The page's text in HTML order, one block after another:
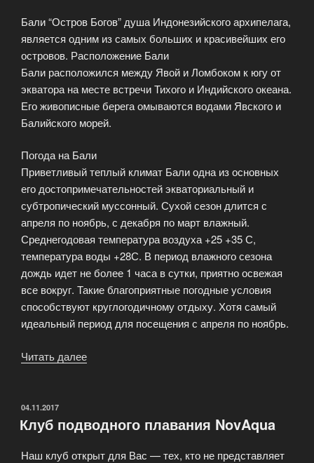
Бали “Остров Богов” душа Индонезийского архипелага,
является одним из самых больших и красивейших его
островов. Расположение Бали
Бали расположился между Явой и Ломбоком к югу от
экватора на месте встречи Тихого и Индийского океана.
Его живописные берега омываются водами Явского и
Балийского морей.
Погода на Бали
Приветливый теплый климат Бали одна из основных
его достопримечательностей экваториальный и
субтропический муссонный. Сухой сезон длится с
апреля по ноябрь, с декабря по март влажный.
Среднегодовая температура воздуха +25 +35 С,
температура воды +28С. В период влажного сезона
дождь идет не более 1 часа в сутки, приятно освежая
все вокруг. Такие благоприятные погодные условия
способствуют круглогодичному отдыху. Хотя самый
идеальный период для посещения с апреля по ноябрь.
Читать далее
Бали»
ОПУБЛИКОВАНО
04.11.2017
Клуб подводного плавания NovAqua
Наш клуб открыт для Вас — тех, кто не представляет